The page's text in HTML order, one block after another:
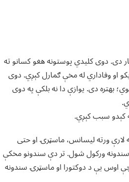
دی. دوی کلیدي پوستونه هغو کسانو ته
او وفاداري له مخې ګمارل کېږي. دوی
بهتره دی. یوازې دا نه بلکې په دوی
کېدو سبب کېږي.
لارې ورته لیسانس، ماسټرۍ او حتی
ته د ماسټرۍ او دوکتورا سندونه ورکول شول. تر دې سندونو مخکې
اوس یې د دوکتورا او ماسټرۍ سندونه